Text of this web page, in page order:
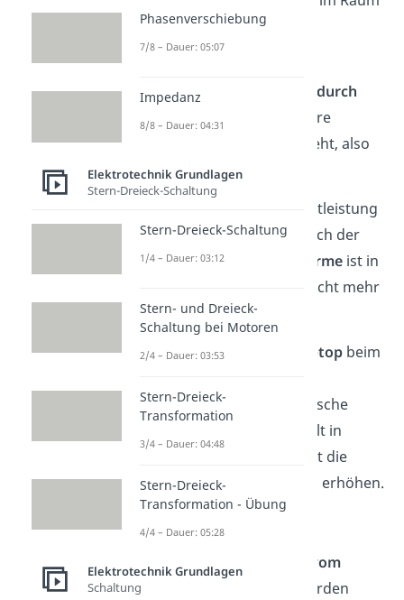
an.
= elektrische Leistung, die durch
Umwandlung
in eine andere
“ geht, also
nicht mehr nutzbar ist
Meistens kannst du Verlustleistung
dadurch erkennen, dass sich der
Verbraucher erwärmt.
Wärmeist in
diesem Zusammenhang nicht mehr
nutzbare Energie.
➡️Beispiel:Wenn dein Laptopbeim
Verlustleistung. Die elektrische
Energie wird hier ungewollt in
Wärme umgewandelt, statt die
Rechengeschwindigkeit zu erhöhen.
Verfügbare Leistung
maximale
vom
Netzteil
werden
Phasenverschiebung
7/8 – Dauer: 05:07
Impedanz
8/8 – Dauer: 04:31
Elektrotechnik Grundlagen
Stern-Dreieck-Schaltung
Stern-Dreieck-Schaltung
1/4 – Dauer: 03:12
Stern- und Dreieck-
Schaltung bei Motoren
2/4 – Dauer: 03:53
Stern-Dreieck-
Transformation
3/4 – Dauer: 04:48
Stern-Dreieck-
Transformation - Übung
4/4 – Dauer: 05:28
Elektrotechnik Grundlagen
Schaltung